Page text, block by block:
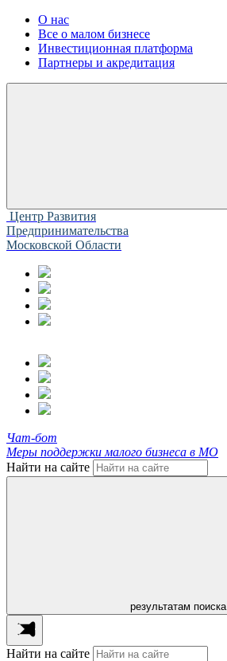
О нас
Все о малом бизнесе
Инвестиционная платформа
Партнеры и акредитация
Центр Развития
Предпринимательства
Московской Области
Чат-бот
Меры поддержки малого бизнеса в МО
Найти на сайте
результатам поиска
Найти на сайте